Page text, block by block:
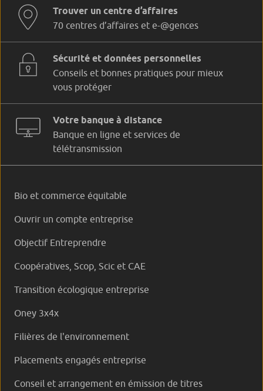
Trouver un centre d’affaires
70 centres d’affaires et e-@gences
Sécurité et données personnelles
Conseils et bonnes pratiques pour mieux
vous protéger
Votre banque à distance
Banque en ligne et services de
télétransmission
Bio et commerce équitable
Ouvrir un compte entreprise
Objectif Entreprendre
Coopératives, Scop, Scic et CAE
Transition écologique entreprise
Oney 3x4x
Filières de l'environnement
Placements engagés entreprise
Conseil et arrangement en émission de titres